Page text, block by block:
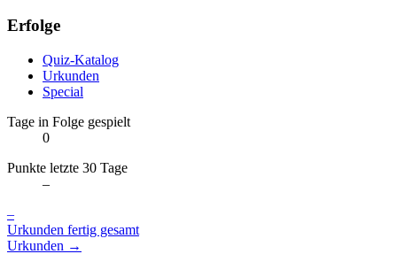
Erfolge
Quiz-Katalog
Urkunden
Special
Tage in Folge gespielt
0
Punkte letzte 30 Tage
–
–
Urkunden fertig gesamt
Urkunden →